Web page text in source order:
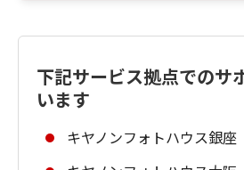
下記サービス拠点でのサ
います
キヤノンフォトハウス銀座